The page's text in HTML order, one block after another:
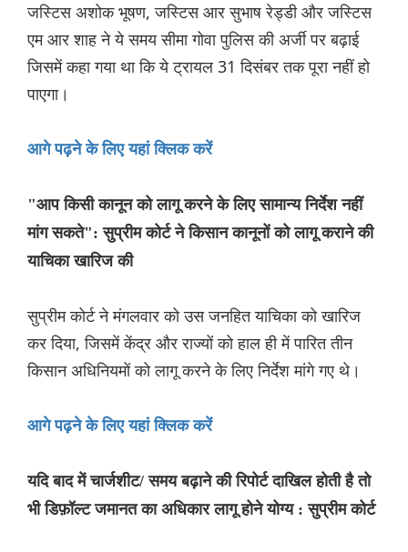
जस्टिस अशोक भूषण, जस्टिस आर सुभाष रेड्डी और जस्टिस
एम आर शाह ने ये समय सीमा गोवा पुलिस की अर्जी पर बढ़ाई
जिसमें कहा गया था कि ये ट्रायल 31 दिसंबर तक पूरा नहीं हो
पाएगा।
आगे पढ़ने के लिए यहां क्लिक करें
"आप किसी कानून को लागू करने के लिए सामान्य निर्देश नहीं
मांग सकते": सुप्रीम कोर्ट ने किसान कानूनों को लागू कराने की
याचिका खारिज की
सुप्रीम कोर्ट ने मंगलवार को उस जनहित याचिका को खारिज
कर दिया, जिसमें केंद्र और राज्यों को हाल ही में पारित तीन
किसान अधिनियमों को लागू करने के लिए निर्देश मांगे गए थे।
आगे पढ़ने के लिए यहां क्लिक करें
यदि बाद में चार्जशीट/ समय बढ़ाने की रिपोर्ट दाखिल होती है तो
भी डिफ़ॉल्ट जमानत का अधिकार लागू होने योग्य : सुप्रीम कोर्ट